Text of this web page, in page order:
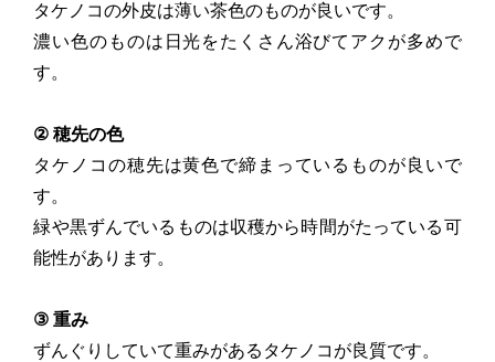
タケノコの外皮は薄い茶色のものが良いです。
濃い色のものは日光をたくさん浴びてアクが多めで
す。
② 穂先の色
タケノコの穂先は黄色で締まっているものが良いで
す。
緑や黒ずんでいるものは収穫から時間がたっている可
能性があります。
③ 重み
ずんぐりしていて重みがあるタケノコが良質です。